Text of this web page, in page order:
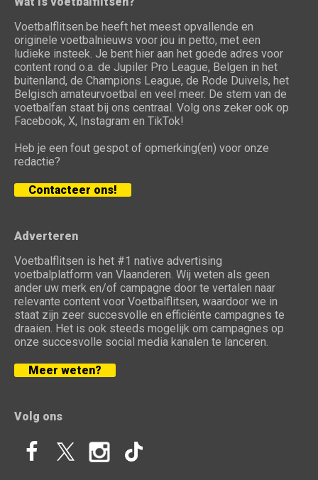
Voetbalflitsen.be heeft het meest opvallende en
originele voetbalnieuws voor jou in petto, met een
ludieke insteek. Je bent hier aan het goede adres voor
content rond o.a. de Jupiler Pro League, Belgen in het
buitenland, de Champions League, de Rode Duivels, het
Belgisch amateurvoetbal en veel meer. De stem van de
voetbalfan staat bij ons centraal. Volg ons zeker ook op
Facebook, X, Instagram en TikTok!
Heb je een fout gespot of opmerking(en) voor onze
redactie?
Contacteer ons!
Adverteren
Voetbalflitsen is het #1 native advertising
voetbalplatform van Vlaanderen. Wij weten als geen
ander uw merk en/of campagne door te vertalen naar
relevante content voor Voetbalflitsen, waardoor we in
staat zijn zeer succesvolle en efficiënte campagnes te
draaien. Het is ook steeds mogelijk om campagnes op
onze succesvolle social media kanalen te lanceren.
Meer weten?
Volg ons